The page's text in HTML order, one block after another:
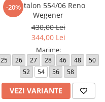
-20%
Pantalon 554/06 Reno
Wegener
430,00 Lei
344,00 Lei
Marime:
25 26 27 28 46 48
50
52
54 56 58
VEZI VARIANTE